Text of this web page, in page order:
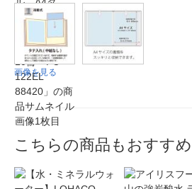
画像を見る
こちらの商品もおすすめ